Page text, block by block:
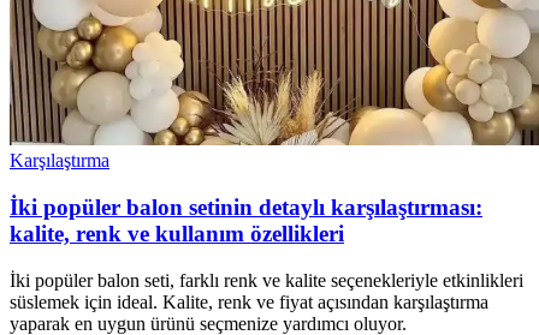
Karşılaştırma
İki popüler balon setinin detaylı karşılaştırması:
kalite, renk ve kullanım özellikleri
İki popüler balon seti, farklı renk ve kalite seçenekleriyle etkinlikleri
süslemek için ideal. Kalite, renk ve fiyat açısından karşılaştırma
yaparak en uygun ürünü seçmenize yardımcı oluyor.